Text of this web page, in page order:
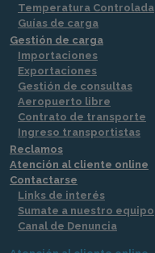
Temperatura Controlada
Guías de carga
Gestión de carga
Importaciones
Exportaciones
Gestión de consultas
Aeropuerto libre
Contrato de transporte
Ingreso transportistas
Reclamos
Atención al cliente online
Contactarse
Links de interés
Sumate a nuestro equipo
Canal de Denuncia